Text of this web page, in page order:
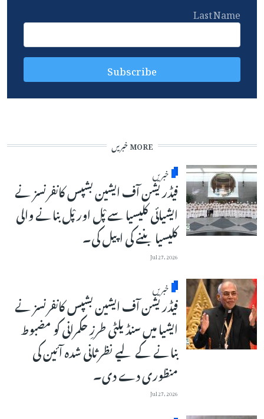
Last Name
MORE خبریں
خبریں
فیڈریشن آف ایشین بشپس کانفرنسز نے
ایشیائی کلیسیا سے پْل اور پْل بنانے والی
کلیسیا بننے کی اپیل کی۔
Jul 27, 2026
خبریں
فیڈریشن آف ایشین بشپس کانفرنسز نے
ایشیا میں سنڈیلٹی طرزِ حکمرانی کو مضبوط
بنانے کے لیے نظرثانی شدہ آئین کی
منظوری دے دی۔
Jul 27, 2026